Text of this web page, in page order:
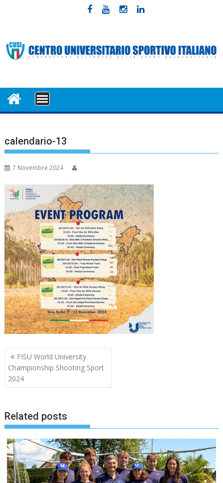
MENU
calendario-13
7 Novembre 2024
Navigazione
articoli
FISU World University
Championship Shooting Sport
2024
Related posts